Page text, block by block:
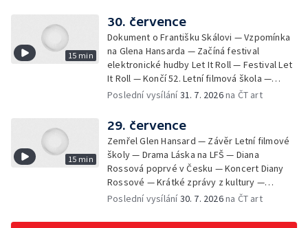
15 min
30. července
Dokument o Františku Skálovi — Vzpomínka
na Glena Hansarda — Začíná festival
elektronické hudby Let It Roll — Festival Let
It Roll — Končí 52. Letní filmová škola —
Krátké zprávy z kultury — Rekonstrukce
Poslední vysílání31. 7. 2026na ČT art
15 min
29. července
Zemřel Glen Hansard — Závěr Letní filmové
školy — Drama Láska na LFŠ — Diana
Rossová poprvé v Česku — Koncert Diany
Rossové — Krátké zprávy z kultury —
Výstavy o proměnách Prahy — Zahajení
Poslední vysílání30. 7. 2026na ČT art